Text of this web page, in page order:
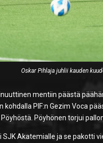
Oskar Pihlaja juhlii kauden
mentiin päästä
PIF:n Gezim Voca
Pöyhönen torjui
SJK Akatemialle ja se pakotti